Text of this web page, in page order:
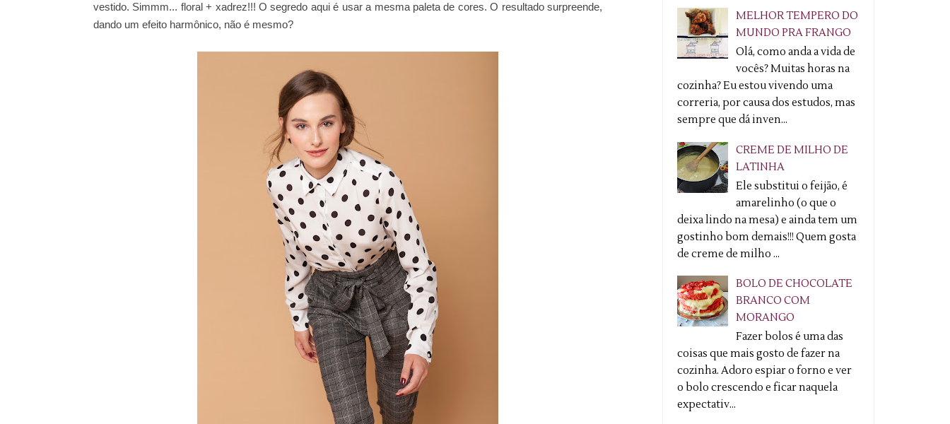
vestido. Simmm... floral + xadrez!!! O segredo aqui é usar a mesma paleta de cores. O resultado surpreende,
dando um efeito harmônico, não é mesmo?
MELHOR TEMPERO DO
MUNDO PRA FRANGO
Olá, como anda a vida de
vocês? Muitas horas na
cozinha? Eu estou vivendo uma
correria, por causa dos estudos, mas
sempre que dá inven...
CREME DE MILHO DE
LATINHA
Ele substitui o feijão, é
amarelinho (o que o
deixa lindo na mesa) e ainda tem um
gostinho bom demais!!! Quem gosta
de creme de milho ...
BOLO DE CHOCOLATE
BRANCO COM
MORANGO
Fazer bolos é uma das
coisas que mais gosto de fazer na
cozinha. Adoro espiar o forno e ver
o bolo crescendo e ficar naquela
expectativ...